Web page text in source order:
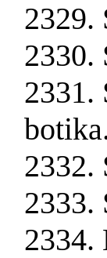
2329.
2330.
2331.
2332.
2333.
2334.